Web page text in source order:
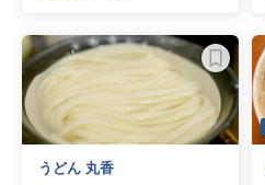
うどん 丸香